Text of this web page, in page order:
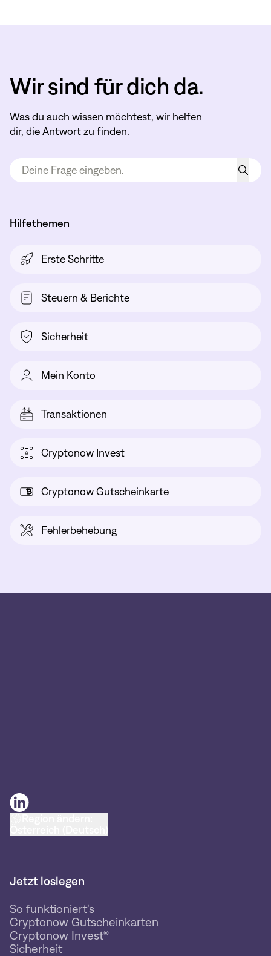
Wir sind für dich da.
Was du auch wissen möchtest, wir helfen
dir, die Antwort zu finden.
Hilfethemen
Erste Schritte
Steuern & Berichte
Sicherheit
Mein Konto
Transaktionen
Cryptonow Invest
Cryptonow Gutscheinkarte
Fehlerbehebung
Jetzt loslegen
So funktioniert's
Cryptonow Gutscheinkarten
Cryptonow Invest®
Sicherheit